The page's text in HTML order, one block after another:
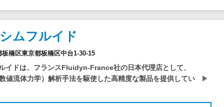
ムフルイド
板橋区東京都板橋区中台1-30-15
イドは、フランスFluidyn-France社の日本代理店として、
値流体力学）解析手法を駆使した高精度な製品を提供してい